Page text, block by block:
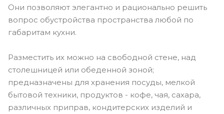
Они позволяют элегантно и рационально решить
вопрос обустройства пространства любой по
габаритам кухни.
Разместить их можно на свободной стене, над
столешницей или обеденной зоной;
предназначены для хранения посуды, мелкой
бытовой техники, продуктов - кофе, чая, сахара,
различных приправ, кондитерских изделий и